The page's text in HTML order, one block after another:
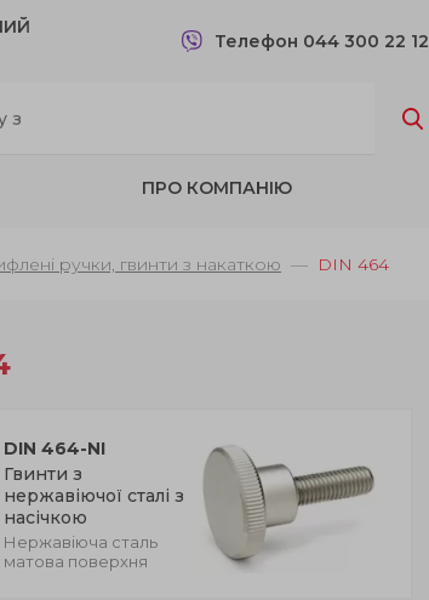
Телефон 044 300 22 12
ПРО КОМПАНІЮ
ручки, гвинти з накаткою DIN 464
DIN 464-NI
Гвинти з
нержавіючої сталі з
насічкою
Нержавіюча сталь
матова поверхня